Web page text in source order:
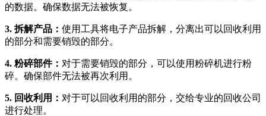
的数据。确保数据无法被恢复。
3. 拆解产品： 使用工具将电子产品拆解，分离出可以回收利用
的部分和需要销毁的部分。
4. 粉碎部件： 对于需要销毁的部分，可以使用粉碎机进行粉
碎。确保部件无法被再次利用。
5. 回收利用： 对于可以回收利用的部分，交给专业的回收公司
进行处理。